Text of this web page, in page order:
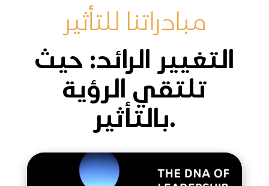
مبادراتنا للتأثير
التغيير الرائد: حيث
تلتقي الرؤية
بالتأثير.